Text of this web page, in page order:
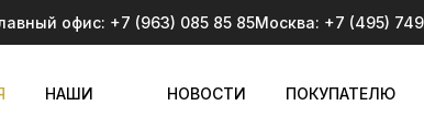
офис: +7 (963) 085 85 85Москва: +7 (495) 749
НАШИ НОВОСТИ ПОКУПАТЕЛЮ